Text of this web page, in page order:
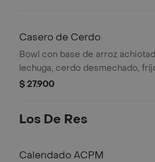
Casero de Cerdo
Bowl con base de arroz
lechuga, cerdo desmechado,
negros, pico de gallo y
$ 27.900
Los De Res
Calendado ACPM